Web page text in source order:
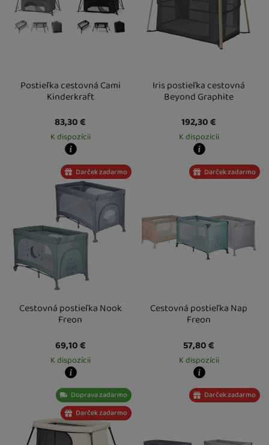
Postieľka cestovná Cami
Kinderkraft
83,30€
K dispozícii
Kdy zboží dostanete?
Osobný odber vo výdajnom mieste
14. 8.
Iris postieľka cestovná
Beyond Graphite
192,30€
K dispozícii
Kdy zboží dostanete?
Osobný odber vo výdajnom mieste
Darček zadarmo
Cestovná postieľka Nook
Freon
69,10€
K dispozícii
Kdy zboží dostanete?
Osobný odber vo výdajnom mieste
20. 8.
Darček zadarmo
Cestovná postieľka Nap
Freon
57,80€
K dispozícii
Kdy zboží dostanete?
Osobný odber vo výdajnom mieste
Doprava zadarmo
Darček zadarmo
Darček zadarmo